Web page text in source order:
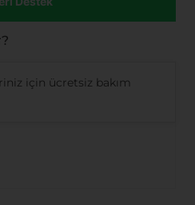
için ücretsiz bakım